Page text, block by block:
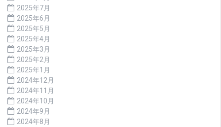
2025年7月
2025年6月
2025年5月
2025年4月
2025年3月
2025年2月
2025年1月
2024年12月
2024年11月
2024年10月
2024年9月
2024年8月